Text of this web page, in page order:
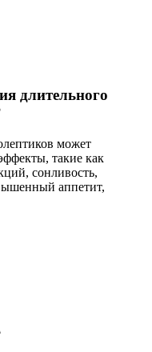
длительного
может
такие как
сонливость,
аппетит,